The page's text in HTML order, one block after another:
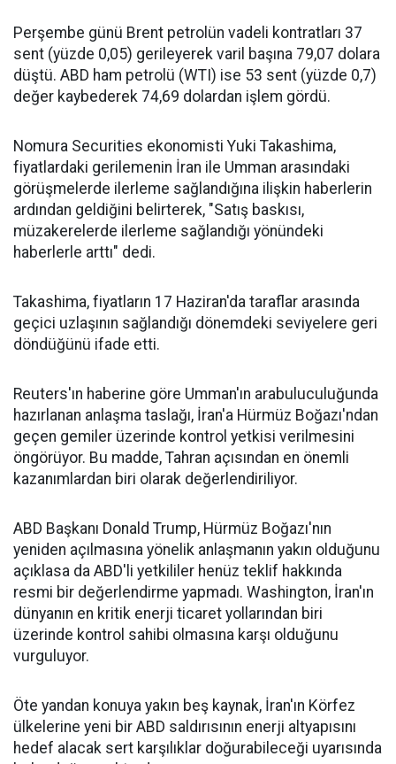
Perşembe günü Brent petrolün vadeli kontratları 37
sent (yüzde 0,05) gerileyerek varil başına 79,07 dolara
düştü. ABD ham petrolü (WTI) ise 53 sent (yüzde 0,7)
değer kaybederek 74,69 dolardan işlem gördü.
Nomura Securities ekonomisti Yuki Takashima,
fiyatlardaki gerilemenin İran ile Umman arasındaki
görüşmelerde ilerleme sağlandığına ilişkin haberlerin
ardından geldiğini belirterek, "Satış baskısı,
müzakerelerde ilerleme sağlandığı yönündeki
haberlerle arttı" dedi.
Takashima, fiyatların 17 Haziran'da taraflar arasında
geçici uzlaşının sağlandığı dönemdeki seviyelere geri
döndüğünü ifade etti.
Reuters'ın haberine göre Umman'ın arabuluculuğunda
hazırlanan anlaşma taslağı, İran'a Hürmüz Boğazı'ndan
geçen gemiler üzerinde kontrol yetkisi verilmesini
öngörüyor. Bu madde, Tahran açısından en önemli
kazanımlardan biri olarak değerlendiriliyor.
ABD Başkanı Donald Trump, Hürmüz Boğazı'nın
yeniden açılmasına yönelik anlaşmanın yakın olduğunu
açıklasa da ABD'li yetkililer henüz teklif hakkında
resmi bir değerlendirme yapmadı. Washington, İran'ın
dünyanın en kritik enerji ticaret yollarından biri
üzerinde kontrol sahibi olmasına karşı olduğunu
vurguluyor.
Öte yandan konuya yakın beş kaynak, İran'ın Körfez
ülkelerine yeni bir ABD saldırısının enerji altyapısını
hedef alacak sert karşılıklar doğurabileceği uyarısında